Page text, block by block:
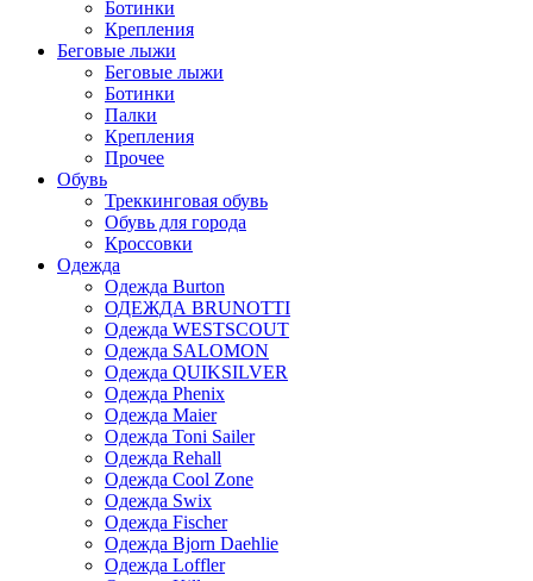
Ботинки
Крепления
Беговые лыжи
Беговые лыжи
Ботинки
Палки
Крепления
Прочее
Обувь
Треккинговая обувь
Обувь для города
Кроссовки
Одежда
Одежда Burton
ОДЕЖДА BRUNOTTI
Одежда WESTSCOUT
Одежда SАLOMON
Одежда QUIKSILVER
Одежда Phenix
Одежда Maier
Одежда Toni Sailer
Одежда Rehall
Одежда Cool Zone
Одежда Swix
Одежда Fischer
Одежда Bjorn Daehlie
Одежда Loffler